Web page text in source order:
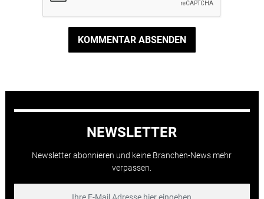
KOMMENTAR ABSENDEN
NEWSLETTER
Newsletter abonnieren und keine Branchen-News mehr
verpassen.